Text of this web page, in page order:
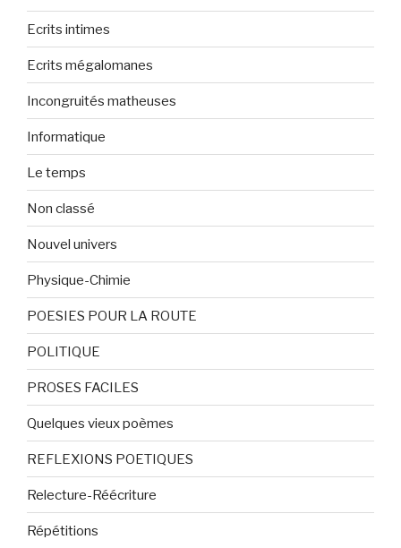
Ecrits intimes
Ecrits mégalomanes
Incongruités matheuses
Informatique
Le temps
Non classé
Nouvel univers
Physique-Chimie
POESIES POUR LA ROUTE
POLITIQUE
PROSES FACILES
Quelques vieux poèmes
REFLEXIONS POETIQUES
Relecture-Réécriture
Répétitions